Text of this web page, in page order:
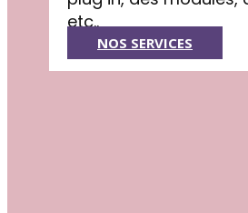
etc..
NOS SERVICES